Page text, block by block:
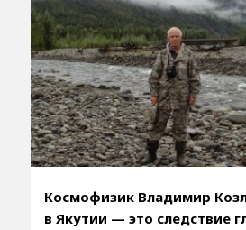
Космофизик Владимир
в Якутии — это следствие